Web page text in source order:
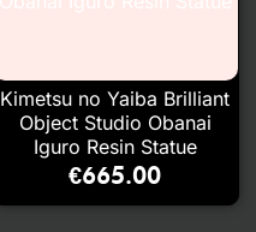
Kimetsu no Yaiba Brilliant
Object Studio Obanai
Iguro Resin Statue
€665.00